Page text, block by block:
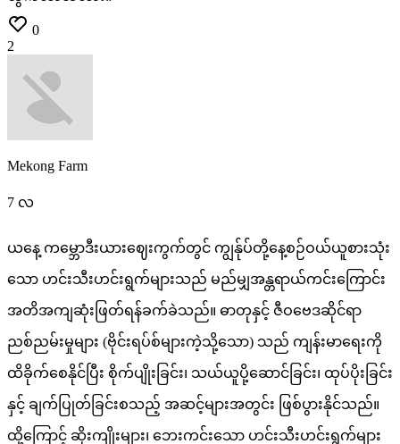
0
2
Mekong Farm
7 လ
ယနေ့ ကမ္ဘောဒီးယားဈေးကွက်တွင် ကျွန်ုပ်တို့နေ့စဉ်ဝယ်ယူစားသုံး
သော ဟင်းသီးဟင်းရွက်များသည် မည်မျှအန္တရာယ်ကင်းကြောင်း
အတိအကျဆုံးဖြတ်ရန်ခက်ခဲသည်။ ဓာတုနှင့် ဇီဝဗေဒဆိုင်ရာ
ညစ်ညမ်းမှုများ (ဗိုင်းရပ်စ်များကဲ့သို့သော) သည် ကျန်းမာရေးကို
ထိခိုက်စေနိုင်ပြီး စိုက်ပျိုးခြင်း၊ သယ်ယူပို့ဆောင်ခြင်း၊ ထုပ်ပိုးခြင်း
နှင့် ချက်ပြုတ်ခြင်းစသည့် အဆင့်များအတွင်း ဖြစ်ပွားနိုင်သည်။
ထို့ကြောင့် ဆိုးကျိုးများ၊ ဘေးကင်းသော ဟင်းသီးဟင်းရွက်များ